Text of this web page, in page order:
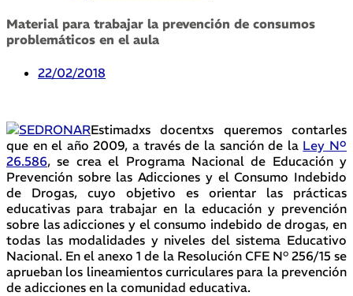
Material para trabajar la prevención de consumos
problemáticos en el aula
22/02/2018
Estimadxs docentxs queremos contarles
que en el año 2009, a través de la sanción de la Ley Nº
26.586, se crea el Programa Nacional de Educación y
Prevención sobre las Adicciones y el Consumo Indebido
de Drogas, cuyo objetivo es orientar las prácticas
educativas para trabajar en la educación y prevención
sobre las adicciones y el consumo indebido de drogas, en
todas las modalidades y niveles del sistema Educativo
Nacional. En el anexo 1 de la Resolución CFE N° 256/15 se
aprueban los lineamientos curriculares para la prevención
de adicciones en la comunidad educativa.